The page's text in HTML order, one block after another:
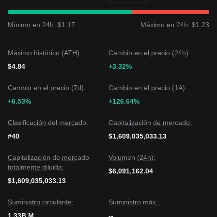
Si el precio de MemeCore rompe por encima de$0.0142, el
siguiente nivel objetivo es
Consenso del mercado
El consenso entre varios analistas es que, aunque
MemeCore puede experimentar volatilidad a corto plazo o
encima del nivel de soporte clave de$0.0105, la tendencia
neutral
Mínimo en 24h: $1.17 Máximo en 24h: $1.23
Máximo histórico (ATH):
$4.84
Cambio en el precio (24h):
+3.32%
Cambio en el precio (7d):
+6.53%
Cambio en el precio (1A):
+126.64%
Clasificación del mercado:
#40
Capitalización de mercado:
$1,609,035,033.13
Capitalización de mercado
totalmente diluida:
$1,609,035,033.13
Volumen (24h):
$6,091,162.04
Suministro circulante:
Suministro máx.: